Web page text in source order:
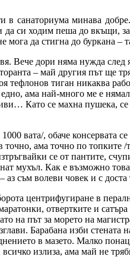
санаториума минава
си ходим пеша до вкъщи,
мога да стигна до буркана
Вече дори няма нужда
– май другия път ще
тефлонов тиган никаква
ама най-много ме е
Като се махна пушека,
вата/, обаче консервата
ама точно по топките
се от пантите,
мухъл. Как е възможно
съм волеви човек и с
центрифугиране в
отвертките и
на път за морето на
Барабана изби
в мазето. Малко
излиза, ама май не